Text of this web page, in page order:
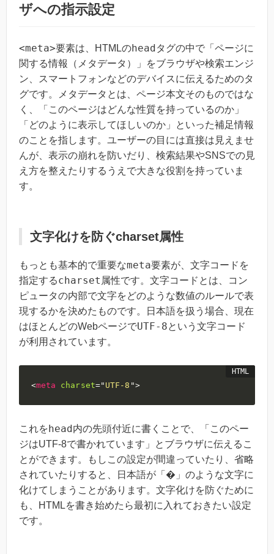
ザへの指示設定
<meta>要素は、HTMLのhead タグの中で「ページに
関する情報（メタデータ）」をブラウザや検索エンジ
ン、スマートフォンなどのデバイスに伝えるためのタ
グです。メタデータとは、ページ本文そのものではな
く、「このページはどんな性質を持っているのか」
「どのように表示してほしいのか」といった補足情報
のことを指します。ユーザーの目には直接は見えませ
んが、表示の崩れを防いだり、検索結果やSNSでの見
え方を整えたりするうえで大きな役割を持っていま
す。
文字化けを防ぐcharset属性
もっとも基本的で重要なmeta要素が、文字コードを
指定するcharset 属性です。文字コードとは、コン
ピュータの内部で文字をどのような数値のルールで表
現するかを決めたものです。日本語を扱う場合、現在
はほとんどのWebページでUTF-8という文字コード
が利用されています。
<meta charset=" UTF-8 ">
これをhead内の先頭付近に書くことで、「このペー
ジはUTF-8で書かれています」とブラウザに伝えるこ
とができます。もしこの設定が間違っていたり、省略
されていたりすると、日本語が「�」のような文字に
化けてしまうことがあります。文字化けを防ぐために
も、HTMLを書き始めたら最初に入れておきたい設定
です。